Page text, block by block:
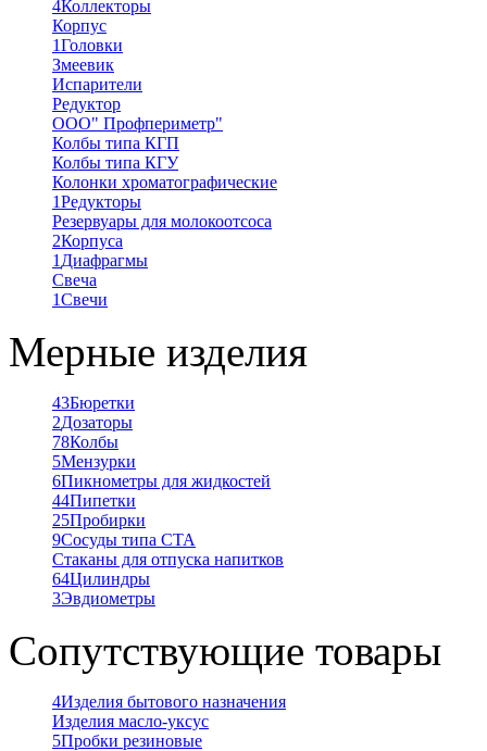
4Коллекторы
Корпус
1Головки
Змеевик
Испарители
Редуктор
ООО" Профпериметр"
Колбы типа КГП
Колбы типа КГУ
Колонки хроматографические
1Редукторы
Резервуары для молокоотсоса
2Корпуса
1 Диафрагмы
Свеча
1Свечи
Мерные изделия
43Бюретки
2Дозаторы
78Колбы
5Мензурки
6Пикнометры для жидкостей
44Пипетки
25Пробирки
9Сосуды типа СТА
Стаканы для отпуска напитков
64Цилиндры
3Эвдиометры
Сопутствующие товары
4Изделия бытового назначения
Изделия масло-уксус
5Пробки резиновые